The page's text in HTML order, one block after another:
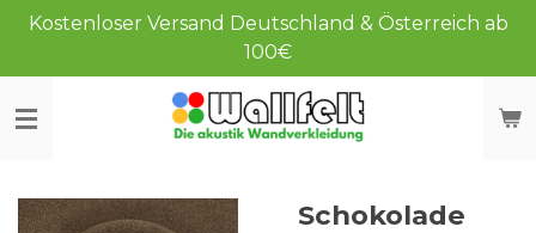
Zum
springen
Kostenloser Versand Deutschland & Österreich ab
100€
Schokolade